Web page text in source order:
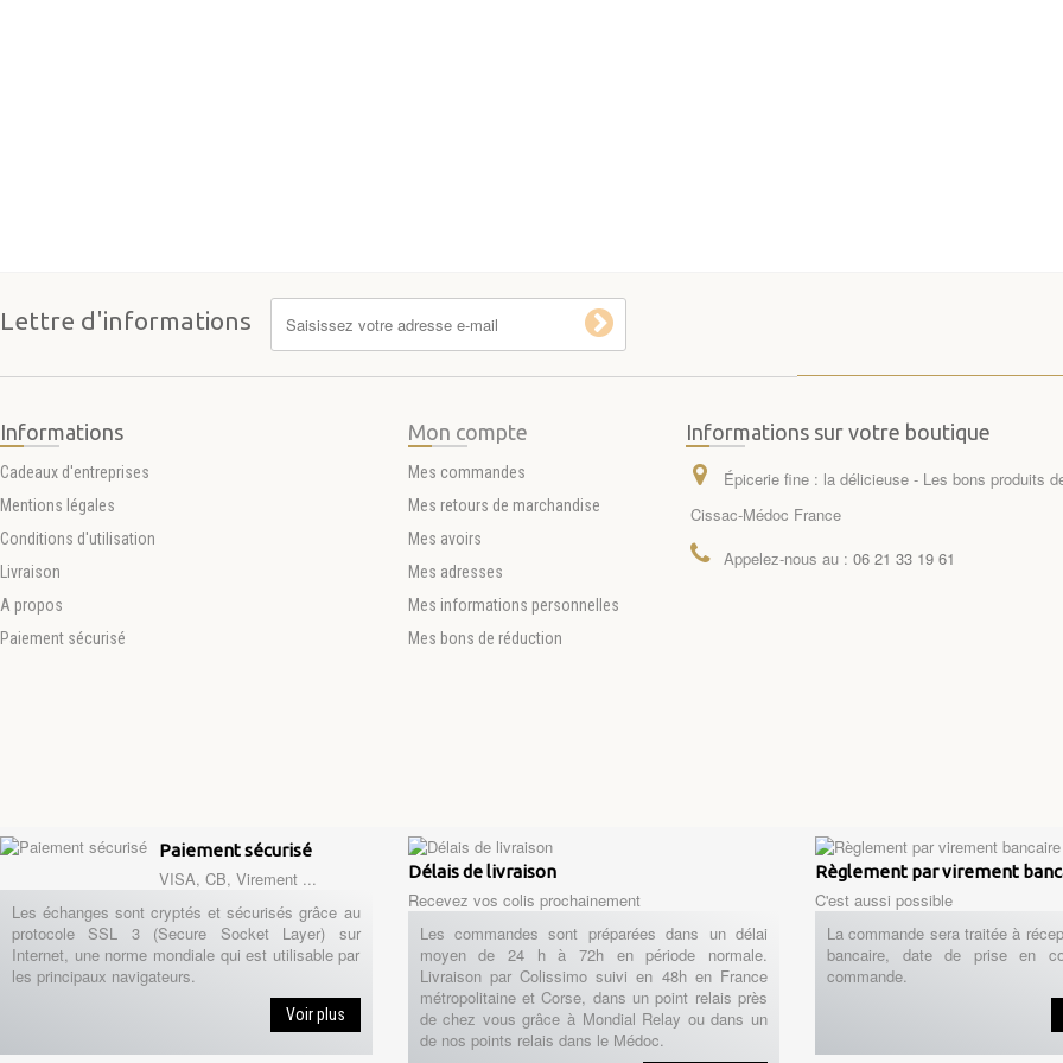
Lettre d'informations
Informations
Cadeaux d'entreprises
Mentions légales
Conditions d'utilisation
Livraison
A propos
Paiement sécurisé
Mon compte
Mes commandes
Mes retours de marchandise
Mes avoirs
Mes adresses
Mes informations personnelles
Mes bons de réduction
Informations sur votre boutique
Épicerie fine : la délicieuse - Les bons produits
Cissac-Médoc France
Appelez-nous au : 06 21 33 19 61
Paiement sécurisé
VISA, CB, Virement ...
Les échanges sont cryptés et sécurisés grâce au
protocole SSL 3 (Secure Socket Layer) sur
Internet, une norme mondiale qui est utilisable par
les principaux navigateurs.
Voir plus
Délais de livraison
Recevez vos colis prochainement
Les commandes sont préparées dans un délai
moyen de 24 h à 72h en période normale.
Livraison par Colissimo suivi en 48h en France
métropolitaine et Corse, dans un point relais près
de chez vous grâce à Mondial Relay ou dans un
de nos points relais dans le Médoc.
Règlement par virement
C'est aussi possible
La commande sera traitée à
bancaire, date de prise en
commande.